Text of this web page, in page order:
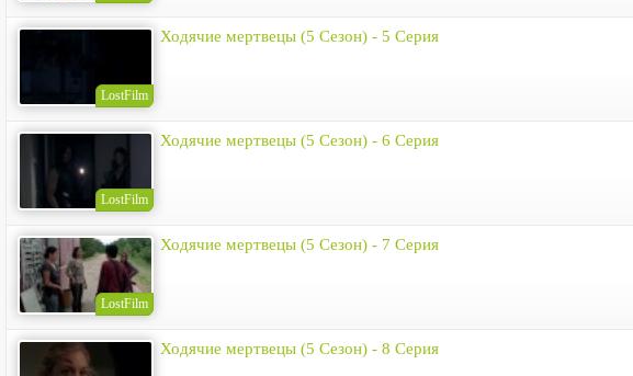
LostFilm
Ходячие мертвецы (5 Сезон) - 5 Серия
LostFilm
Ходячие мертвецы (5 Сезон) - 6 Серия
LostFilm
Ходячие мертвецы (5 Сезон) - 7 Серия
Ходячие мертвецы (5 Сезон) - 8 Серия